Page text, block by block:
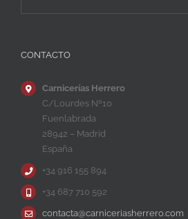
CONTACTO
Carnicerías Herrero
C/Lourdes Nº10
Fuenlabrada
28942 – Madrid
España
+34 916 155 894
+34 687 710 592
contacta@carniceriasherrero.com